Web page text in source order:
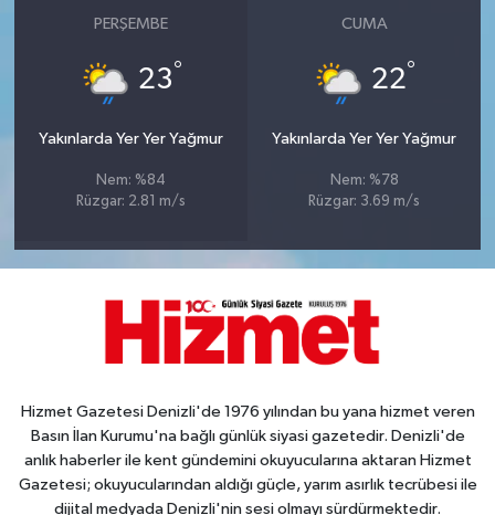
PERŞEMBE
23°
Yakınlarda Yer Yer Yağmur
Nem: %84
Rüzgar: 2.81 m/s
CUMA
22°
Yakınlarda Yer Yer Yağmur
Nem: %78
Rüzgar: 3.69 m/s
Hizmet Gazetesi Denizli'de 1976 yılından bu yana hizmet veren
Basın İlan Kurumu'na bağlı günlük siyasi gazetedir. Denizli'de
anlık haberler ile kent gündemini okuyucularına aktaran Hizmet
Gazetesi; okuyucularından aldığı güçle, yarım asırlık tecrübesi ile
dijital medyada Denizli'nin sesi olmayı sürdürmektedir.